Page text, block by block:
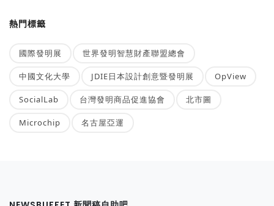
熱門標籤
國際發明展 世界發明智慧財產聯盟總會
中國文化大學 JDIE日本設計創意暨發明展 OpView
SocialLab 台灣發明商品促進協會 北市圖
Microchip 名古屋亞運